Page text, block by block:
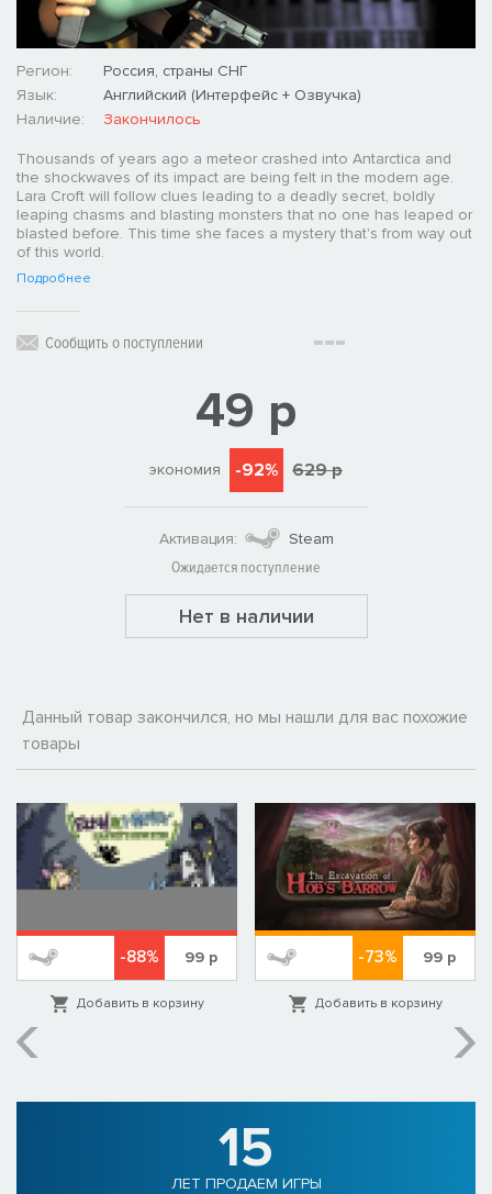
Регион:
Россия, страны СНГ
Язык:
Английский (Интерфейс + Озвучка)
Наличие:
Закончилось
Thousands of years ago a meteor crashed into Antarctica and
the shockwaves of its impact are being felt in the modern age.
Lara Croft will follow clues leading to a deadly secret, boldly
leaping chasms and blasting monsters that no one has leaped or
blasted before. This time she faces a mystery that's from way out
of this world.
Подробнее
Сообщить о поступлении
49 р
экономия -92% 629 р
Активация:
Steam
Ожидается поступление
Нет в наличии
Данный товар закончился, но мы нашли для вас похожие
товары
-88% 99р
Добавить в корзину
-73% 99р
Добавить в корзину
15
ЛЕТ ПРОДАЕМ ИГРЫ